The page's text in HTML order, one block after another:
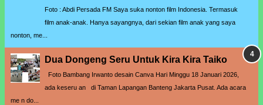
Foto : Abdi Persada FM Saya suka nonton film Indonesia. Termasuk
film anak-anak. Hanya sayangnya, dari sekian film anak yang saya
nonton, me...
Dua Dongeng Seru Untuk Kira Kira Taiko
Foto Bambang Irwanto desain Canva Hari Minggu 18 Januari 2026,
ada keseru an di Taman Lapangan Banteng Jakarta Pusat. Ada acara
me n do...